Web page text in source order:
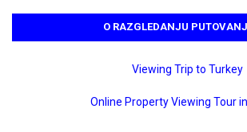
O RAZGLEDANJU
Viewing Trip to Turkey
Online Property Viewing Tour